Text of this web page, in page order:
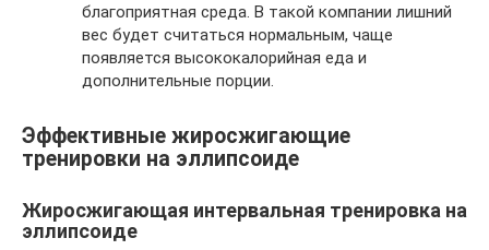
благоприятная среда. В такой компании лишний
вес будет считаться нормальным, чаще
появляется высококалорийная еда и
дополнительные порции.
Эффективные жиросжигающие
тренировки на эллипсоиде
Жиросжигающая интервальная тренировка на
эллипсоиде